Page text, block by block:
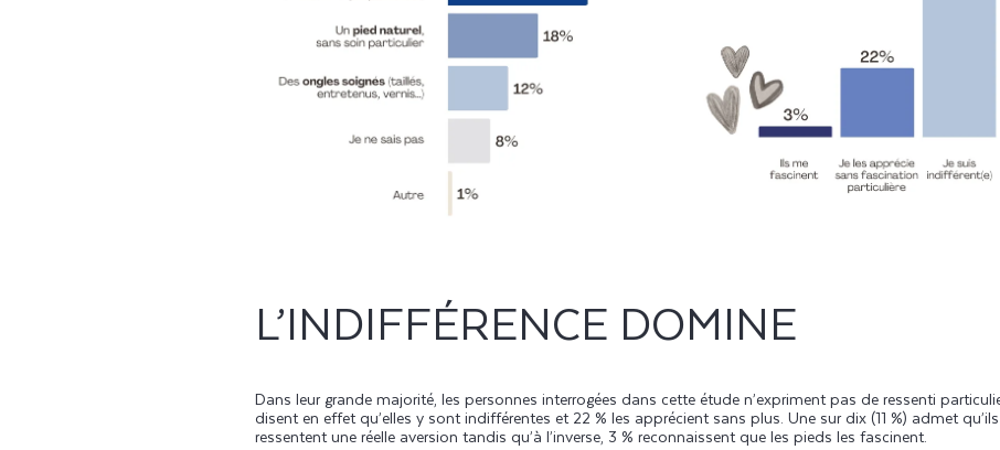
L’INDIFFÉRENCE DOMINE
Dans leur grande majorité, les personnes interrogées dans cette étude n’expriment pas de ressenti
disent en effet qu’elles y sont indifférentes et 22 % les apprécient sans plus. Une sur dix (11 %) admet
ressentent une réelle aversion tandis qu’à l’inverse, 3 % reconnaissent que les pieds les fascinent.